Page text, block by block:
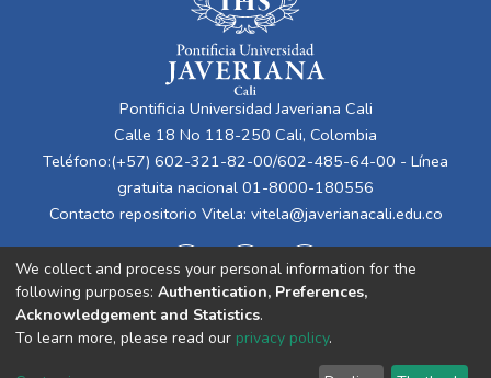
Pontificia Universidad Javeriana Cali
Calle 18 No 118-250 Cali, Colombia
Teléfono:(+57) 602-321-82-00/602-485-64-00 - Línea
gratuita nacional 01-8000-180556
Contacto repositorio Vitela: vitela@javerianacali.edu.co
We collect and process your personal information for the
following purposes: Authentication, Preferences,
Acknowledgement and Statistics.
To learn more, please read our privacy policy.